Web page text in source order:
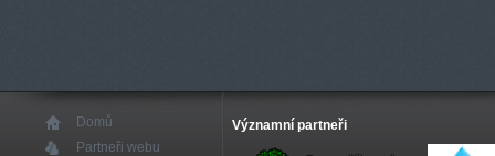
Domů
Partneři webu
Významní partneři